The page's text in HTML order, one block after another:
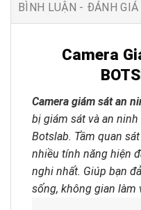
BÌNH LUẬN - ĐÁNH GIÁ
Camera
Camera giám sát an
bị giám sát và an
Botslab. Tầm quan
nhiều tính năng hiện
nghi nhất. Giúp bạn
sống, không gian làm